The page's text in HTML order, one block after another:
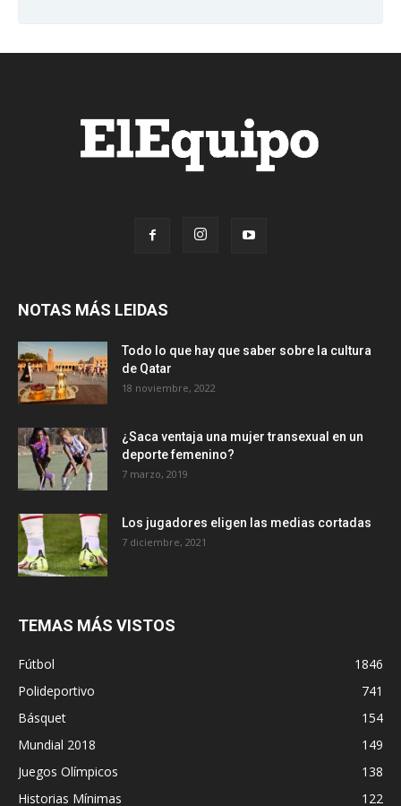
NOTAS MÁS LEIDAS
Todo lo que hay que saber sobre la cultura
de Qatar
18 noviembre, 2022
¿Saca ventaja una mujer transexual en un
deporte femenino?
7 marzo, 2019
Los jugadores eligen las medias cortadas
7 diciembre, 2021
TEMAS MÁS VISTOS
Fútbol
1846
Polideportivo
741
Básquet
154
Mundial 2018
149
Juegos Olímpicos
138
Historias Mínimas
122